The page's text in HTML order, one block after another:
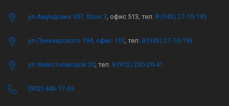
ул.Амундсена 107, блок 3 , офис 513, тел. 8 (343) 27-10-195
ул.Луначарского 194, офис 113 , тел. 8 (343) 27-10-193
ул.Животноводов 20 , тел. 8 (912) 230-20-41
(902) 446-17-35